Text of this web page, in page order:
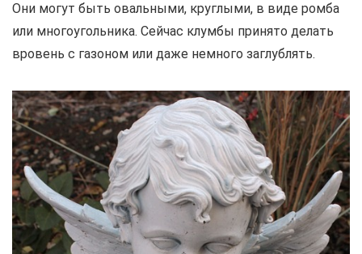
Они могут быть овальными, круглыми, в виде ромба
или многоугольника. Сейчас клумбы принято делать
вровень с газоном или даже немного заглублять.